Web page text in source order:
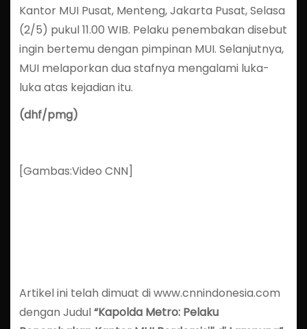
Kantor MUI Pusat, Menteng, Jakarta Pusat, Selasa
(2/5) pukul 11.00 WIB. Pelaku penembakan disebut
ingin bertemu dengan pimpinan MUI. Selanjutnya,
MUI melaporkan dua stafnya mengalami luka-
luka atas kejadian itu.
(dhf/pmg)
[Gambas:Video CNN]
Artikel ini telah dimuat di www.cnnindonesia.com
dengan Judul“Kapolda Metro: Pelaku